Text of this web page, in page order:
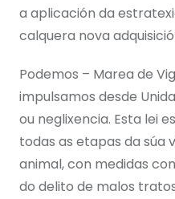
a aplicación da
calquera nova
Podemos – Marea de
impulsamos desde
ou neglixencia. Esta lei
todas as etapas da súa
animal, con medidas
do delito de malos